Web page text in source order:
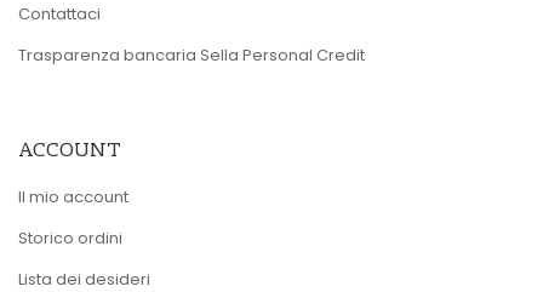
Contattaci
Trasparenza bancaria Sella Personal Credit
ACCOUNT
Il mio account
Storico ordini
Lista dei desideri